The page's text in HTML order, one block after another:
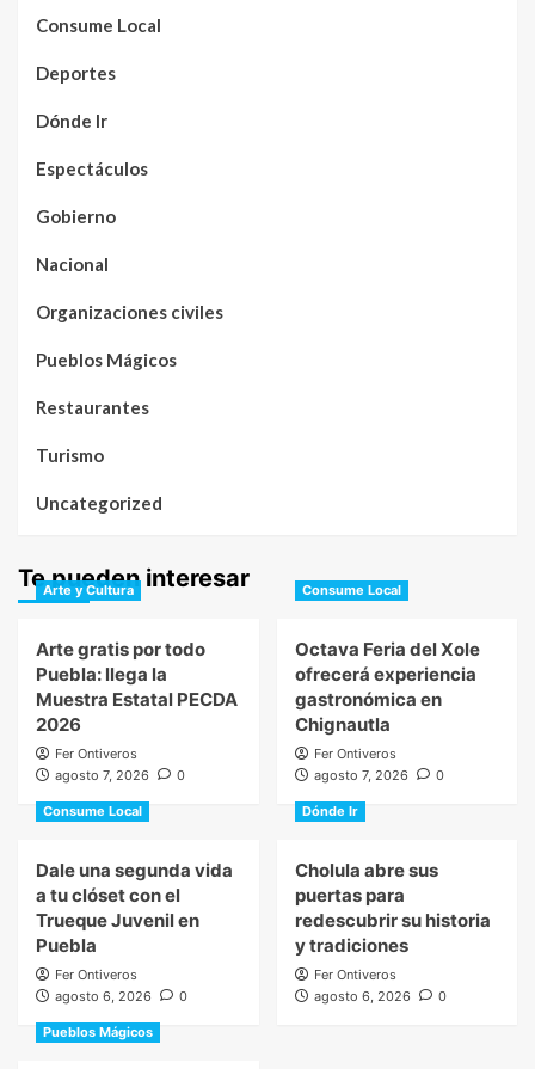
Consume Local
Deportes
Dónde Ir
Espectáculos
Gobierno
Nacional
Organizaciones civiles
Pueblos Mágicos
Restaurantes
Turismo
Uncategorized
Te pueden interesar
Arte y Cultura
Arte gratis por todo
Puebla: llega la
Muestra Estatal PECDA
2026
Fer Ontiveros
agosto 7, 2026
0
Consume Local
Octava Feria del Xole
ofrecerá experiencia
gastronómica en
Chignautla
Fer Ontiveros
agosto 7, 2026
0
Consume Local
Dale una segunda vida
a tu clóset con el
Trueque Juvenil en
Puebla
Fer Ontiveros
agosto 6, 2026
0
Dónde Ir
Cholula abre sus
puertas para
redescubrir su historia
y tradiciones
Fer Ontiveros
agosto 6, 2026
0
Pueblos Mágicos